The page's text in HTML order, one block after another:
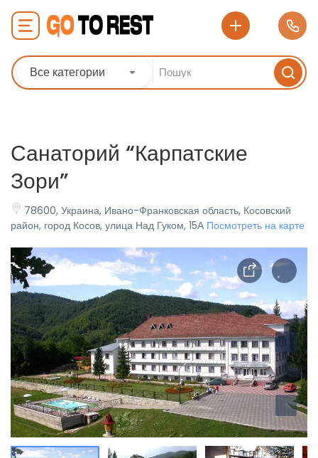
Все категории
Санаторий “Карпатские
Зори”
78600, Украина, Ивано-Франковская область, Косовский
район, город Косов, улица Над Гуком, 15А Посмотреть на карте